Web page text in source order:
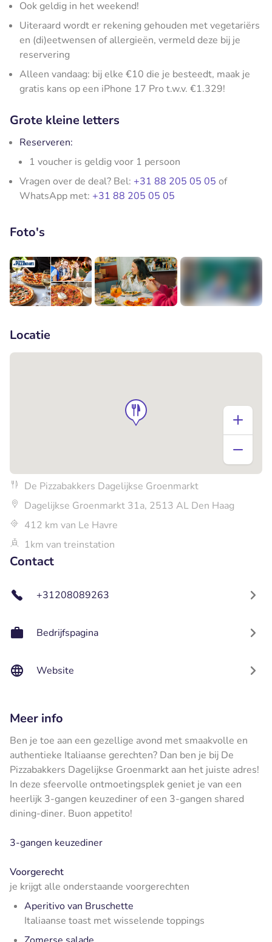
Ook geldig in het weekend!
Uiteraard wordt er rekening gehouden met vegetariërs
en (di)eetwensen of allergieën, vermeld deze bij je
reservering
Alleen vandaag: bij elke €10 die je besteedt, maak je
gratis kans op een iPhone 17 Pro t.w.v. €1.329!
Grote kleine letters
Reserveren:
1 voucher is geldig voor 1 persoon
Vragen over de deal? Bel: +31 88 205 05 05 of
WhatsApp met: +31 88 205 05 05
Foto's
Locatie
De Pizzabakkers Dagelijkse Groenmarkt
Dagelijkse Groenmarkt 31a, 2513 AL Den Haag
412 km van Le Havre
1km van treinstation
Contact
+31208089263
Bedrijfspagina
Website
Meer info
Ben je toe aan een gezellige avond met smaakvolle en
authentieke Italiaanse gerechten? Dan ben je bij De
Pizzabakkers Dagelijkse Groenmarkt aan het juiste adres!
In deze sfeervolle ontmoetingsplek geniet je van een
heerlijk 3-gangen keuzediner of een 3-gangen shared
dining-diner. Buon appetito!
3-gangen keuzediner
Voorgerecht
je krijgt alle onderstaande voorgerechten
Aperitivo van Bruschette
Italiaanse toast met wisselende toppings